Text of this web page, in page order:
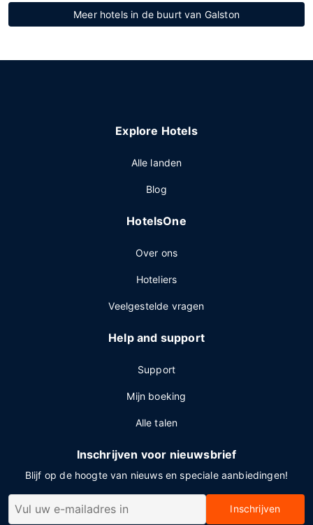
Meer hotels in de buurt van Galston
Explore Hotels
Alle landen
Blog
HotelsOne
Over ons
Hoteliers
Veelgestelde vragen
Help and support
Support
Mijn boeking
Alle talen
Inschrijven voor nieuwsbrief
Blijf op de hoogte van nieuws en speciale aanbiedingen!
Inschrijven